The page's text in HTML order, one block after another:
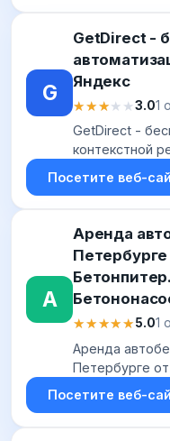
G
GetDirect -
Яндекс
★★★★★
★★★★★3.01
GetDirect -
контекстной
Посетите веб-
А
Аренда
Петербурге
★★★★★
★★★★★5.01
Аренда
Петербурге
Бетон,
Посетите веб-